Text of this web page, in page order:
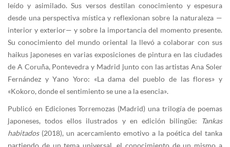
leído y asimilado. Sus versos destilan conocimiento y espesura
desde una perspectiva mística y reflexionan sobre la naturaleza —
interior y exterior— y sobre la importancia del momento presente.
Su conocimiento del mundo oriental la llevó a colaborar con sus
haikus japoneses en varias exposiciones de pintura en las ciudades
de A Coruña, Pontevedra y Madrid junto con las artistas Ana Soler
Fernández y Yano Yoro: «La dama del pueblo de las flores» y
«Kokoro, donde el sentimiento se une a la esencia».
Publicó en Ediciones Torremozas (Madrid) una trilogía de poemas
japoneses, todos ellos ilustrados y en edición bilingüe:
Tankas
habitados(2018), un acercamiento emotivo a la poética del tanka
partiendo de un tema universal, el conocimiento de un mismo a